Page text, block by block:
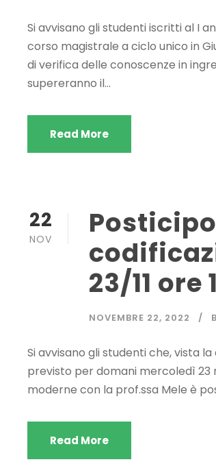
Si avvisano gli studenti iscritti al I
corso magistrale a ciclo unico in
di verifica delle conoscenze in
supereranno il...
Read More
22
NOV
23/11 ore
NOVEMBRE 22, 2022
Si avvisano gli studenti che, vista
previsto per domani mercoledì 23
moderne con la prof.ssa Mele è
Read More